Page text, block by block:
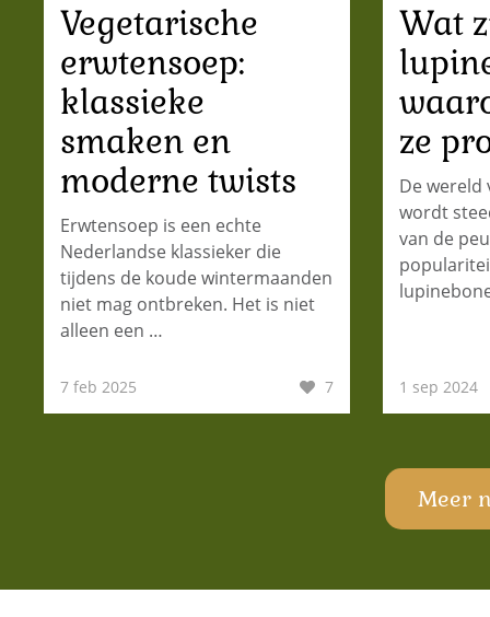
Vegetarische
erwtensoep:
klassieke
smaken en
moderne twists
Erwtensoep is een echte
Nederlandse klassieker die
tijdens de koude wintermaanden
niet mag ontbreken. Het is niet
alleen een …
7 feb 2025 7
Wat
ze
De wereld
wordt
van de
1 sep 2024
Meer